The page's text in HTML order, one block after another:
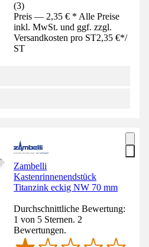
(3)
Preis — 2,35 € * Alle Preise
inkl. MwSt. und ggf. zzgl.
Versandkosten pro ST2,35 €*/
ST
Zambelli
Kastenrinnenendstück
Titanzink eckig NW 70 mm
Durchschnittliche Bewertung:
1 von 5 Sternen. 2
Bewertungen.